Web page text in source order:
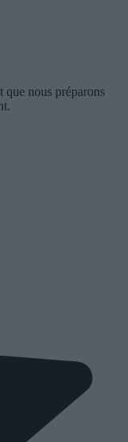
que nous préparons